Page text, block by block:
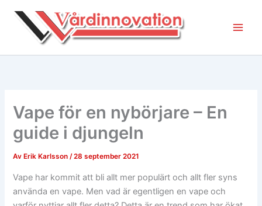
Vape för en nybörjare – En
guide i djungeln
Av Erik Karlsson/28 september 2021
Vape har kommit att bli allt mer populärt och allt fler syns
använda en vape. Men vad är egentligen en vape och